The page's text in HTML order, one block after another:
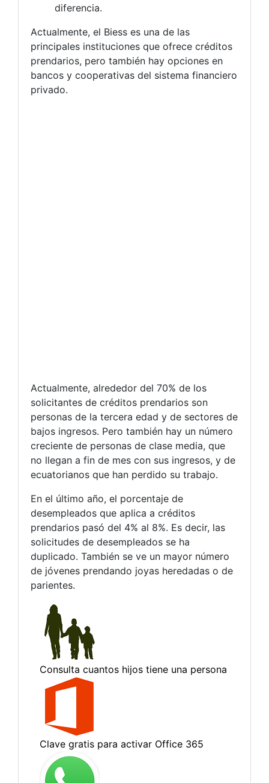
diferencia.
Actualmente, el Biess es una de las
principales instituciones que ofrece créditos
prendarios, pero también hay opciones en
bancos y cooperativas del sistema financiero
privado.
Actualmente, alrededor del 70% de los
solicitantes de créditos prendarios son
personas de la tercera edad y de sectores de
bajos ingresos. Pero también hay un número
creciente de personas de clase media, que
no llegan a fin de mes con sus ingresos, y de
ecuatorianos que han perdido su trabajo.
En el último año, el porcentaje de
desempleados que aplica a créditos
prendarios pasó del 4% al 8%. Es decir, las
solicitudes de desempleados se ha
duplicado. También se ve un mayor número
de jóvenes prendando joyas heredadas o de
parientes.